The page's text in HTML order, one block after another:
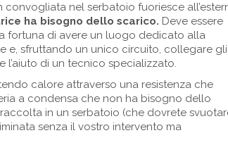
nel serbatoio fuoriesce
ha bisogno dello scarico. Deve essere
fortuna di avere un luogo dedicato alla
e, sfruttando un unico circuito, collegare gli
di un tecnico specializzato.
calore attraverso una resistenza che
a condensa che non ha bisogno dello
in un serbatoio (che dovrete
senza il vostro intervento ma